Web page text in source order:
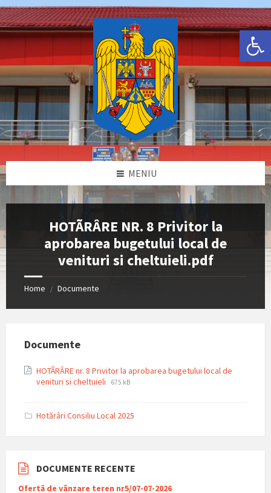
Deschide bara de unelte
Skip
to
content
Skip
to
left
sidebar
Skip
to
right
sidebar
Skip
to
footer
MENIU
HOTÃRÂRE NR. 8 Privitor la
aprobarea bugetului local de
venituri si cheltuieli.pdf
Home / Documente
Documente
HOTÃRÂRE nr. 8 Privitor la aprobarea bugetului local de
venituri si cheltuieli File
File
675 kB
Hotărâri Consiliu Local 2025
DOCUMENTE RECENTE
Ofertă de vânzare teren nr5/07-07-2026